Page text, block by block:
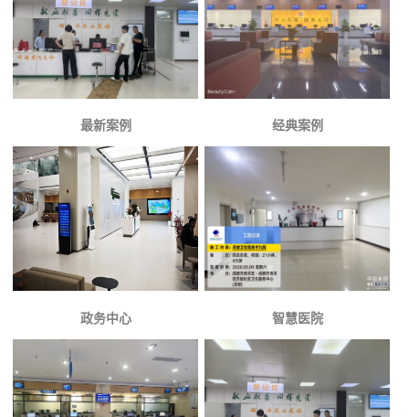
最新案例 经典案例
政务中心 智慧医院